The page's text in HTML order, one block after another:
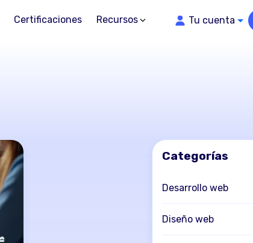
Certificaciones Recursos Tu cuenta
Categorías
Desarrollo web
Diseño web